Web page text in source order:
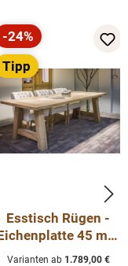
Beständigkeit
perfekt, sowohl
der mit
mit hoher
und
Rabatt
-24%
Tipp
Esstisch Rügen -
45 mm
mit A-Holzgestell
Varianten ab1.789,00 €